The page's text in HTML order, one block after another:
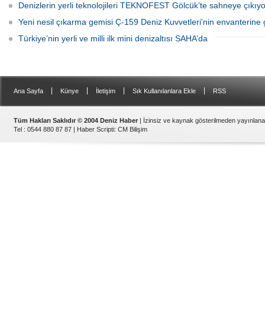
Denizlerin yerli teknolojileri TEKNOFEST Gölcük’te sahneye
Yeni nesil çıkarma gemisi Ç-159 Deniz Kuvvetleri'nin envanterine
Türkiye’nin yerli ve milli ilk mini denizaltısı SAHA’da
Ana Sayfa Künye İletişim Sık Kullanılanlara Ekle RSS
Tüm Hakları Saklıdır © 2004 Deniz Haber | İzinsiz ve kaynak gösterilmeden
Tel : 0544 880 87 87 | Haber Scripti: CM Bilişim